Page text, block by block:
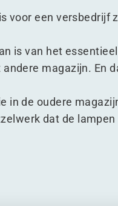
een versbedrijf
is van het
magazijn. En
in de oudere
dat de